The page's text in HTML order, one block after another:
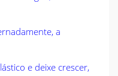
a
e deixe crescer,